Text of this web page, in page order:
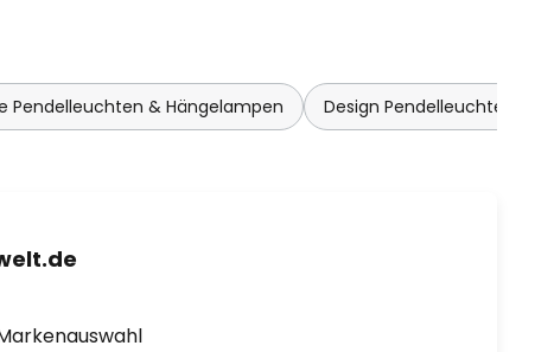
Pendelleuchten & Hängelampen Design Pendelleuchten &